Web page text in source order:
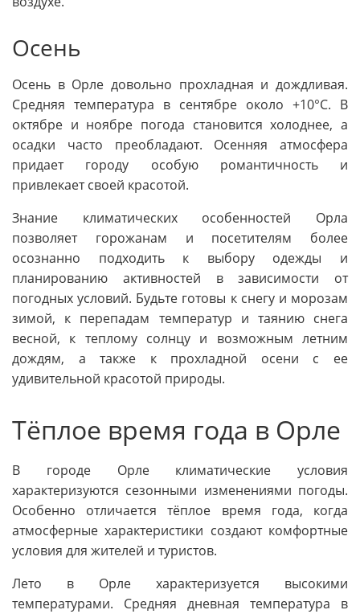
Осень
Осень в Орле довольно прохладная и дождливая.
Средняя температура в сентябре около +10°C. В
октябре и ноябре погода становится холоднее, а
осадки часто преобладают. Осенняя атмосфера
придает городу особую романтичность и
привлекает своей красотой.
Знание климатических особенностей Орла
позволяет горожанам и посетителям более
осознанно подходить к выбору одежды и
планированию активностей в зависимости от
погодных условий. Будьте готовы к снегу и морозам
зимой, к перепадам температур и таянию снега
весной, к теплому солнцу и возможным летним
дождям, а также к прохладной осени с ее
удивительной красотой природы.
Тёплое время года в Орле
В городе Орле климатические условия
характеризуются сезонными изменениями погоды.
Особенно отличается тёплое время года, когда
атмосферные характеристики создают комфортные
условия для жителей и туристов.
Лето в Орле характеризуется высокими
температурами. Средняя дневная температура в